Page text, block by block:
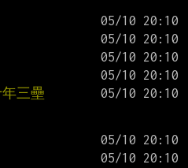
三壘